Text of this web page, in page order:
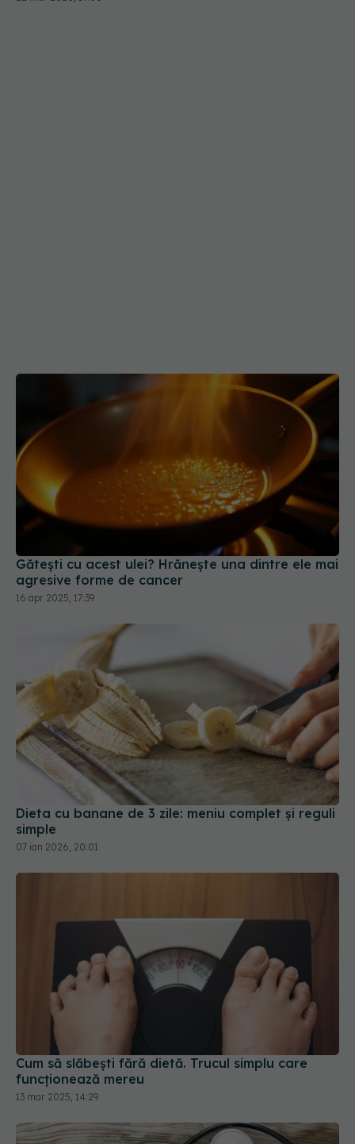
Gătești cu acest ulei? Hrănește una dintre ele mai
agresive forme de cancer
16 apr 2025, 17:39
Dieta cu banane de 3 zile: meniu complet și reguli
simple
07 ian 2026, 20:01
Cum să slăbești fără dietă. Trucul simplu care
funcționează mereu
13 mar 2025, 14:29